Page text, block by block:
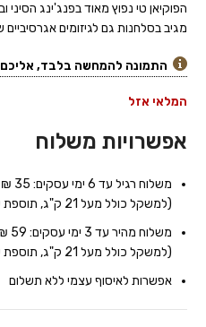
הפוקיאן טי נפוץ מאוד בפנג'ינג הסיני
מגיב בסלחנות גם לגיזומים
התמונה להמחשה בלבד, אליכם
המלאי אזל
אפשרויות משלוח
משלוח רגיל עד 6 ימי עסקים: 35 ₪
(למשקל כולל מעל 21 ק"ג, תוספת של 7 ₪ לכל 10 ק"ג נוספים)
משלוח מהיר עד 3 ימי עסקים: 59 ₪
(למשקל כולל מעל 21 ק"ג, תוספת של 9 ₪ לכל 10 ק"ג נוספים)
אפשרות לאיסוף עצמי ללא תשלום